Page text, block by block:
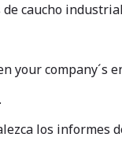
caucho
your company´s
los informes